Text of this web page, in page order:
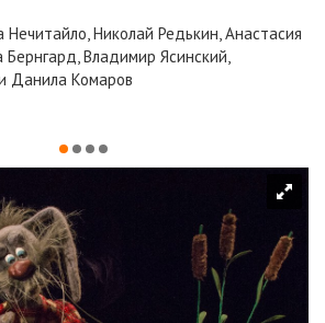
Нечитайло, Николай Редькин, Анастасия
Бернгард, Владимир Ясинский,
Данила Комаров